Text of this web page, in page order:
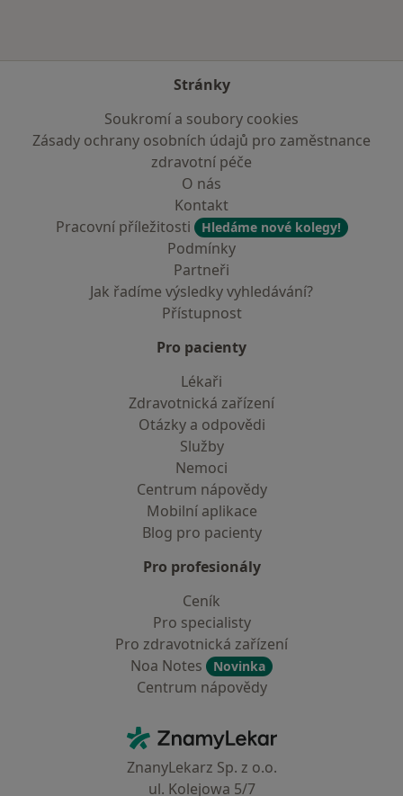
Stránky
Soukromí a soubory cookies
Zásady ochrany osobních údajů pro zaměstnance
zdravotní péče
O nás
Kontakt
Pracovní příležitosti
Hledáme nové kolegy!
Podmínky
Partneři
Jak řadíme výsledky vyhledávání?
Přístupnost
Pro pacienty
Lékaři
Zdravotnická zařízení
Otázky a odpovědi
Služby
Nemoci
Centrum nápovědy
Mobilní aplikace
Blog pro pacienty
Pro profesionály
Ceník
Pro specialisty
Pro zdravotnická zařízení
Noa Notes
Novinka
Centrum nápovědy
ZnamyLekar - Hlavní stránka
ZnanyLekarz Sp. z o.o.
ul. Kolejowa 5/7